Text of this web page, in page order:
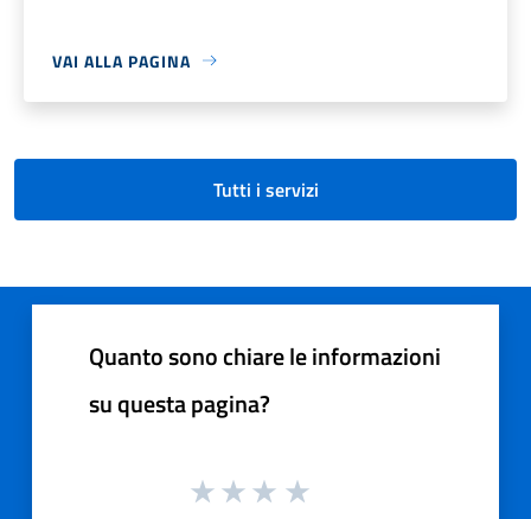
VAI ALLA PAGINA
Tutti i servizi
Quanto sono chiare le informazioni
su questa pagina?